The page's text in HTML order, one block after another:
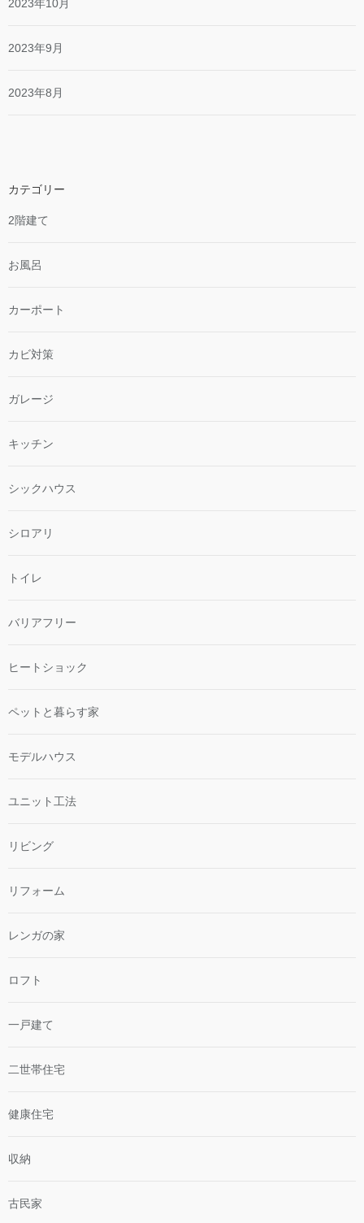
2023年10月
2023年9月
2023年8月
カテゴリー
2階建て
お風呂
カーポート
カビ対策
ガレージ
キッチン
シックハウス
シロアリ
トイレ
バリアフリー
ヒートショック
ペットと暮らす家
モデルハウス
ユニット工法
リビング
リフォーム
レンガの家
ロフト
一戸建て
二世帯住宅
健康住宅
収納
古民家